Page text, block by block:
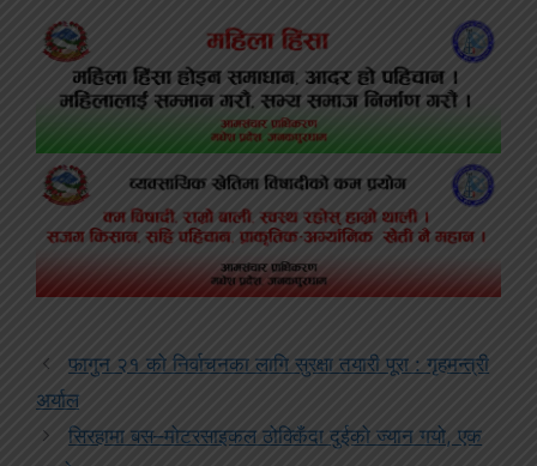
फागुन २१ को निर्वाचनका लागि सुरक्षा तयारी पूरा : गृहमन्त्री
अर्याल
सिरहामा बस–मोटरसाइकल ठोक्किँदा दुईको ज्यान गयो, एक